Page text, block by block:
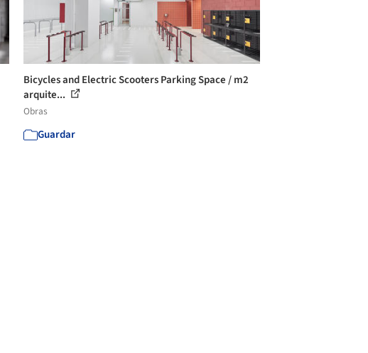
Bicycles and Electric Scooters Parking Space / m2
arquite...
Obras
Guardar